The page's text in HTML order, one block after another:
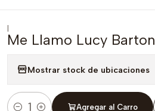
|
Me Llamo Lucy Barton
Mostrar stock de ubicaciones
Agregar al Carro